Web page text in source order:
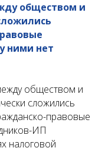
обществом и
ними нет
обществом и
сложились
правовые
ИП
налоговой